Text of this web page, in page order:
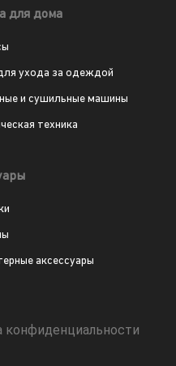
для дома
ухода за одеждой
и сушильные машины
техника
аксессуары
конфиденциальности